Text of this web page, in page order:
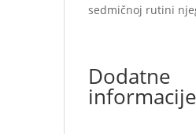
sedmičnoj rutini
Dodatne
informacije